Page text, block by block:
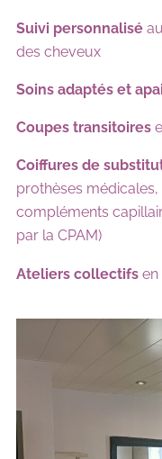
Suivi personnalisé
des cheveux
Soins adaptés et
Coupes transitoires
Coiffures de
prothèses
compléments
par la CPAM)
Ateliers collectifs en